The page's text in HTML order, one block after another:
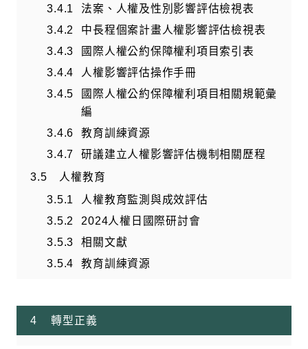
法案、人權及性別影響評估檢視表
中長程個案計畫人權影響評估檢視表
國際人權公約保障權利項目索引表
人權影響評估操作手冊
國際人權公約保障權利項目相關規範彙
編
教育訓練資源
研議建立人權影響評估機制相關歷程
人權教育
人權教育監測與成效評估
2024人權日國際研討會
相關文獻
教育訓練資源
轉型正義